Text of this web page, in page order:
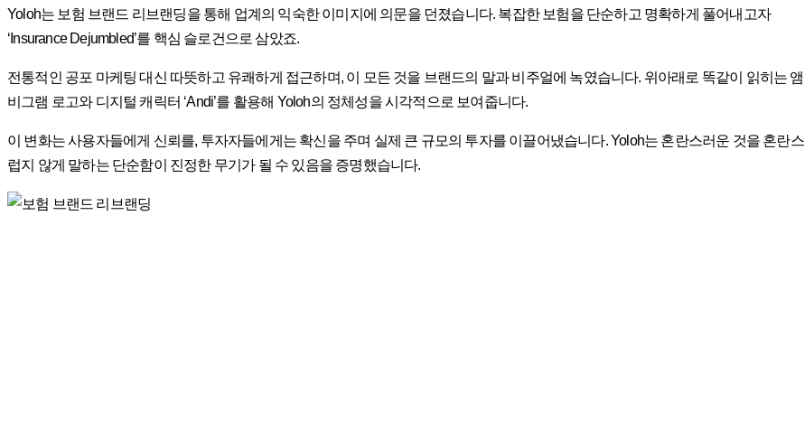
Yoloh는 보험 브랜드 리브랜딩을 통해 업계의 익숙한 이미지에 의문을 던졌습니다. 복잡한 보험을 단순하고 명확하게 풀어내고자
‘Insurance Dejumbled’를 핵심 슬로건으로 삼았죠.
전통적인 공포 마케팅 대신 따뜻하고 유쾌하게 접근하며, 이 모든 것을 브랜드의 말과 비주얼에 녹였습니다. 위아래로 똑같이 읽히는 앰
비그램 로고와 디지털 캐릭터 ‘Andi’를 활용해 Yoloh의 정체성을 시각적으로 보여줍니다.
이 변화는 사용자들에게 신뢰를, 투자자들에게는 확신을 주며 실제 큰 규모의 투자를 이끌어냈습니다. Yoloh는 혼란스러운 것을 혼란스
럽지 않게 말하는 단순함이 진정한 무기가 될 수 있음을 증명했습니다.